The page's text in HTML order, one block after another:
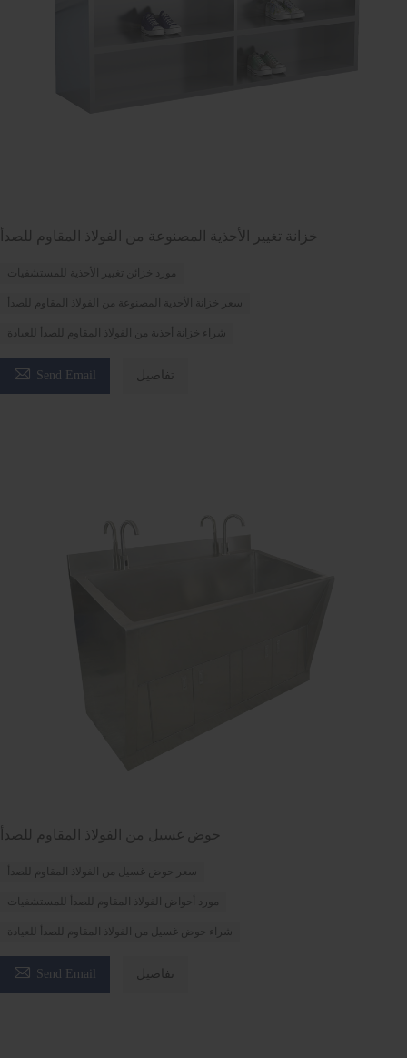
خزانة تغيير الأحذية المصنوعة من الفولاذ المقاوم للصدأ
مورد خزائن تغيير الأحذية للمستشفيات
سعر خزانة الأحذية المصنوعة من الفولاذ المقاوم للصدأ
شراء خزانة أحذية من الفولاذ المقاوم للصدأ للعيادة
 Send Email تفاصيل
حوض غسيل من الفولاذ المقاوم للصدأ
سعر حوض غسيل من الفولاذ المقاوم للصدأ
مورد أحواض الفولاذ المقاوم للصدأ للمستشفيات
شراء حوض غسيل من الفولاذ المقاوم للصدأ للعيادة
 Send Email تفاصيل